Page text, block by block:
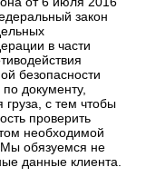
закон
в части
безопасности
документу,
с тем чтобы
проверить
необходимой
обязуемся не
данные клиента.